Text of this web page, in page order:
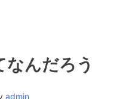
なんだろう
admin